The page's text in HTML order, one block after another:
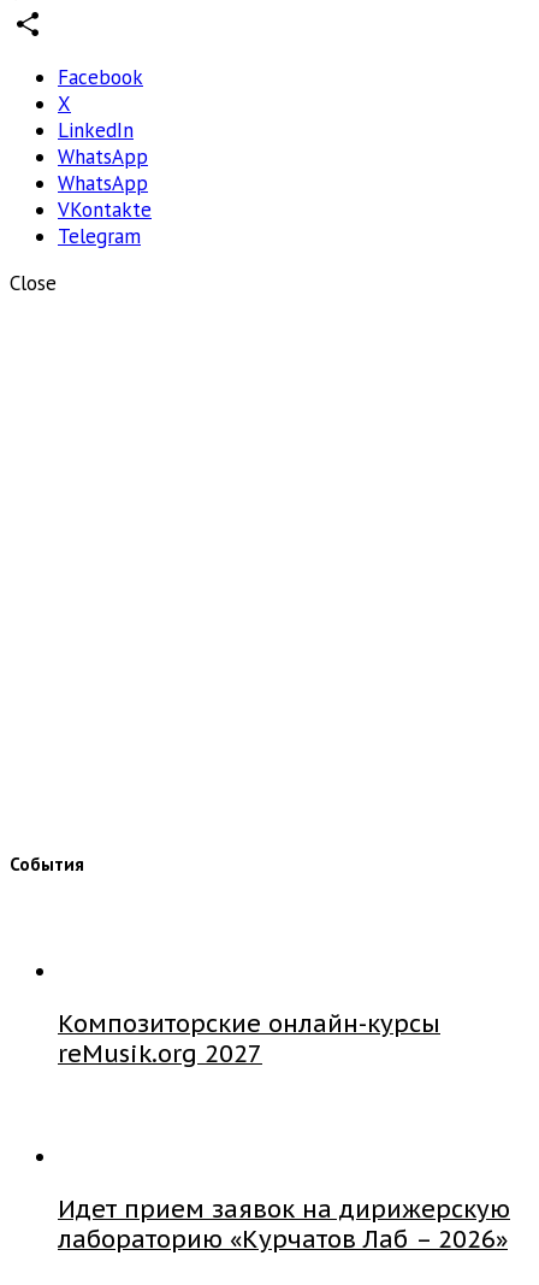
WhatsApp
Facebook
X
LinkedIn
WhatsApp
WhatsApp
VKontakte
Telegram
Close
События
Композиторские онлайн-курсы
reMusik.org 2027
Идет прием заявок на дирижерскую
лабораторию «Курчатов Лаб – 2026»